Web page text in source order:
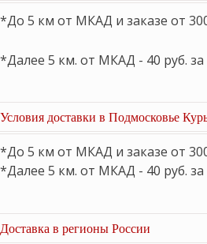
*До 5 км от МКАД и заказе от
*Далее 5 км. от МКАД - 40 руб. за
Условия доставки в Подмосковье
*До 5 км от МКАД и заказе от
*Далее 5 км. от МКАД - 40 руб. за
Доставка в регионы России